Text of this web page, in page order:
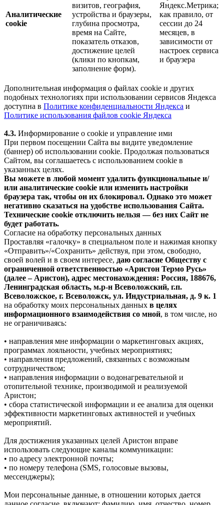
Аналитические
cookie
визитов, география,
устройства и браузеры,
глубина просмотра,
время на Сайте,
показатель отказов,
достижение целей
(клики по кнопкам,
заполнение форм).
Яндекс.Метрика;
как правило, от
сессии до 24
месяцев, в
зависимости от
настроек сервиса
и браузера
Дополнительная информация о файлах cookie и других
подобных технологиях при использовании сервисов Яндекса
доступна в Политике конфиденциальности Яндекса и
Политике использования файлов cookie Яндекса
4.3. Информирование о cookie и управление ими
При первом посещении Сайта вы видите уведомление
(баннер) об использовании cookie. Продолжая пользоваться
Сайтом, вы соглашаетесь с использованием cookie в
указанных целях.
Вы можете в любой момент удалить функциональные и/
или аналитические cookie или изменить настройки
браузера так, чтобы он их блокировал. Однако это может
негативно сказаться на удобстве использования Сайта.
Технические cookie отключить нельзя — без них Сайт не
будет работать.
Согласие на обработку персональных данных
Проставляя «галочку» в специальном поле и нажимая кнопку
«Отправить»/«Сохранить» действуя, при этом, свободно,
своей волей и в своем интересе, даю согласие Обществу с
ограниченной ответственностью «Аристон Термо Русь»
(далее – Аристон), адрес местонахождения: Россия, 188676,
Ленинградская область, м.р-н Всеволожский, г.п.
Всеволожское, г. Всеволожск, ул. Индустриальная, д. 9 к. 1
на обработку моих персональных данных в целях
информационного взаимодействия со мной, в том числе, но
не ограничиваясь:
• направления мне информации о маркетинговых акциях,
программах лояльности, учебных мероприятиях;
• направления предложений, связанных с возможным
сотрудничеством;
• направления информации о водонагревательной и
отопительной технике, производимой и реализуемой
Аристон;
• сбора статистической информации и ее анализа для оценки
эффективности маркетинговых активностей и учебных
мероприятий.
Для достижения указанных целей Аристон вправе
использовать следующие каналы коммуникации:
• по адресу электронной почты;
• по номеру телефона (SMS, голосовые вызовы,
мессенджеры);
Мои персональные данные, в отношении которых дается